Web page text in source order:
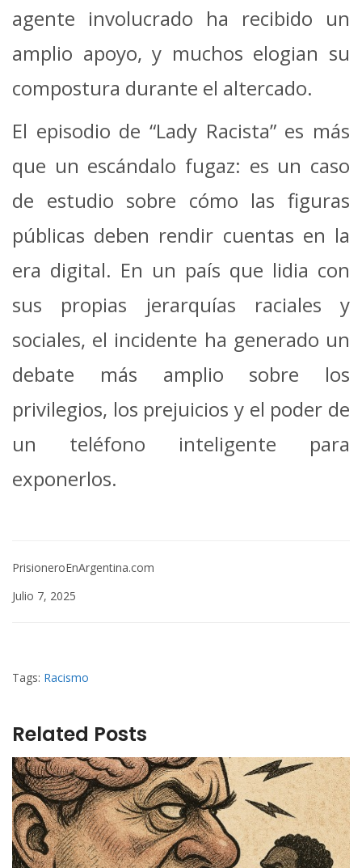
agente involucrado ha recibido un
amplio apoyo, y muchos elogian su
compostura durante el altercado.
El episodio de “Lady Racista” es más
que un escándalo fugaz: es un caso
de estudio sobre cómo las figuras
públicas deben rendir cuentas en la
era digital. En un país que lidia con
sus propias jerarquías raciales y
sociales, el incidente ha generado un
debate más amplio sobre los
privilegios, los prejuicios y el poder de
un teléfono inteligente para
exponerlos.
PrisioneroEnArgentina.com
Julio 7, 2025
Tags: Racismo
Related Posts